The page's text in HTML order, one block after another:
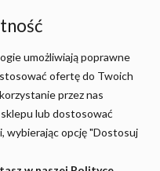
561
umożliwiają poprawne
ofertę do Twoich
przez nas
lub dostosować
wybierając opcję "Dostosuj